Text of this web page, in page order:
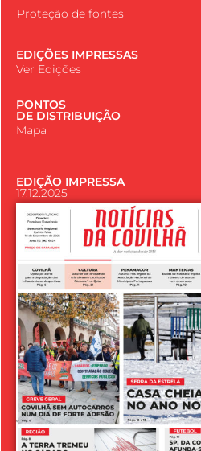
Proteção de fontes
EDIÇÕES IMPRESSAS
Ver Edições
PONTOS
DE DISTRIBUIÇÃO
Mapa
EDIÇÃO IMPRESSA
17.12.2025